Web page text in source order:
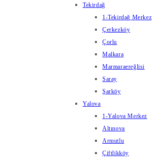
Tekirdağ
1-Tekirdağ Merkez
Çerkezköy
Çorlu
Malkara
Marmaraereğlisi
Saray
Şarköy
Yalova
1-Yalova Merkez
Altınova
Armutlu
Çiftlikköy